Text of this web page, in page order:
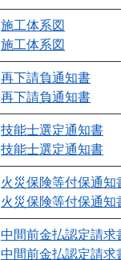
施工体系図
施工体系図
再下請負通知書
再下請負通知書​
技能士選定通知書
技能士選定通知書
火災保険等付保通知
火災保険等付保通知
中間前金払認定請求
中間前金払認定請求